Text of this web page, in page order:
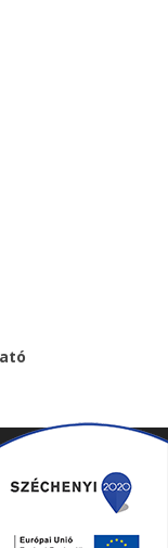
GalussoThemes.com
Powered by
WordPress